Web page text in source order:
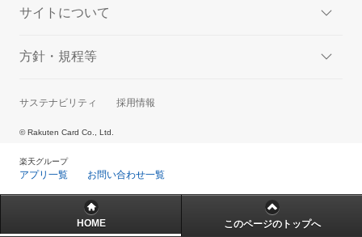
サイトについて
方針・規程等
サステナビリティ 採用情報
© Rakuten Card Co., Ltd.
楽天グループ
アプリ一覧 お問い合わせ一覧
HOME このページのトップへ